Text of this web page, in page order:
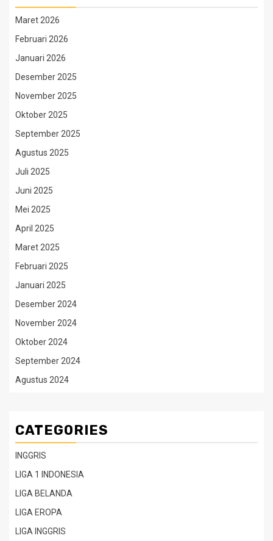
Maret 2026
Februari 2026
Januari 2026
Desember 2025
November 2025
Oktober 2025
September 2025
Agustus 2025
Juli 2025
Juni 2025
Mei 2025
April 2025
Maret 2025
Februari 2025
Januari 2025
Desember 2024
November 2024
Oktober 2024
September 2024
Agustus 2024
CATEGORIES
INGGRIS
LIGA 1 INDONESIA
LIGA BELANDA
LIGA EROPA
LIGA INGGRIS